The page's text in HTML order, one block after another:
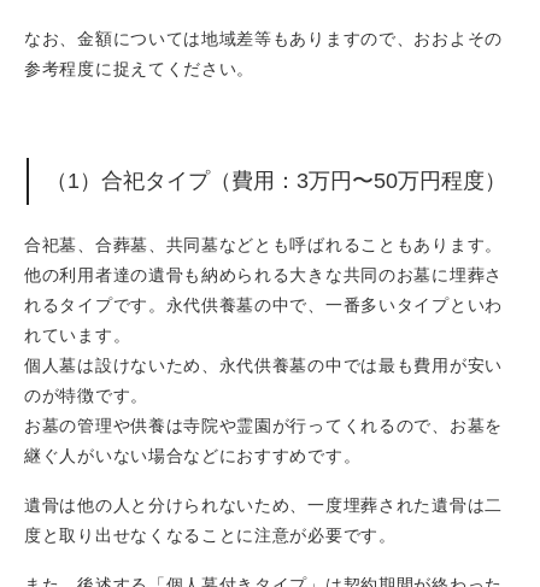
なお、金額については地域差等もありますので、おおよその
参考程度に捉えてください。
（1）合祀タイプ（費用：3万円〜50万円程度）
合祀墓、合葬墓、共同墓などとも呼ばれることもあります。
他の利用者達の遺骨も納められる大きな共同のお墓に埋葬さ
れるタイプです。永代供養墓の中で、一番多いタイプといわ
れています。
個人墓は設けないため、永代供養墓の中では最も費用が安い
のが特徴です。
お墓の管理や供養は寺院や霊園が行ってくれるので、お墓を
継ぐ人がいない場合などにおすすめです。
遺骨は他の人と分けられないため、一度埋葬された遺骨は二
度と取り出せなくなることに注意が必要です。